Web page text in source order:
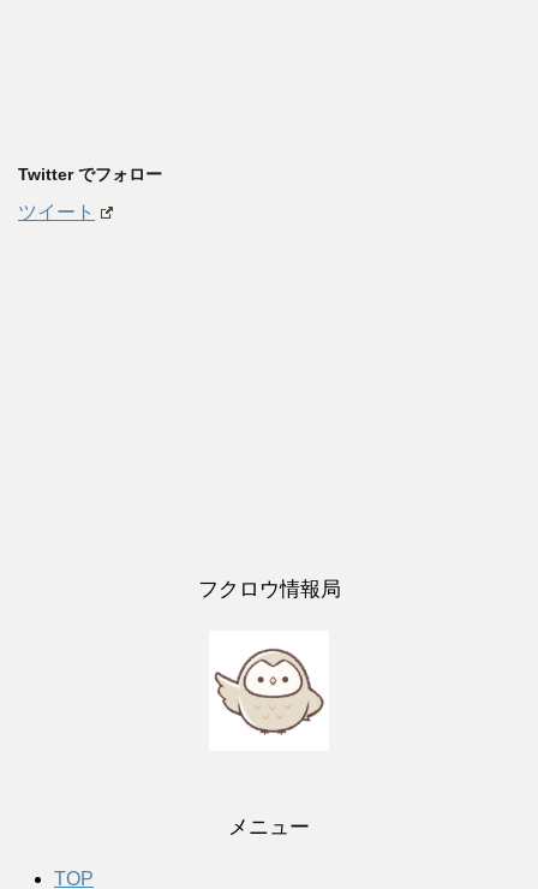
Twitter でフォロー
ツイート
フクロウ情報局
メニュー
TOP